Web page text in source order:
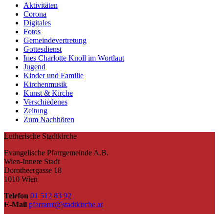
Aktivitäten
Corona
Digitales
Fotos
Gemeindevertretung
Gottesdienst
Ines Charlotte Knoll im Wortlaut
Jugend
Kinder und Familie
Kirchenmusik
Kunst & Kirche
Verschiedenes
Zeitung
Zum Nachhören
Lutherische Stadtkirche
Evangelische Pfarrgemeinde A.B.
Wien-Innere Stadt
Dorotheergasse 18
1010 Wien
Telefon 01 512 83 92
E-Mail pfarramt@stadtkirche.at